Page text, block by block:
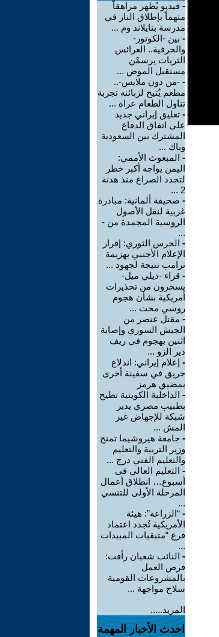
- فيديو يُظهر مراهقاً
متهماً بإطلاق النار في
مدرسة بتايلاند وم ...
- بين -الكوتور-
والحرفية.. العرائس
الثريات يرسمْن
مستقبل الموض ...
- -من دون ملابس-..
مطعم يُتيح لزبائنه تجربة
تناول الطعام عراة ...
- تعليق إيراني جديد
على اتفاق الدفاع
المشترك بين السعودية
وباك ...
- المبعوث الأممي:
اليمن يواجه أكبر خطر
لتجدد الصراع منذ هدنة
2 ...
- صحيفة ألمانية: مبادرة
غربية لنقل الأصول
الروسية المجمدة من -
...
- الحرس الثوري: إقرار
الإعلام الأجنبي بهزيمة
ترامب نتيجة لجهود ...
- قراء -ديلي ميل-
يسخرون من تحذيرات
أمريكية بشأن هجوم
روسي محت ...
- مقتل عنصر من
الجيش السوري وإصابة
اثنين بهجوم في ريف
دير الزو ...
- إعلام إيراني: اندلاع
حريق في سفينة أخرى
بمضيق هرمز
- الداخلية الكويتية تطيح
بطبيب مصري يدير
شبكة للإجهاض غير
المش ...
- جامعة هيروشيما تمنح
وزير التربية والتعليم
والتعليم الفني درج ...
- التعليم العالي فى
أسبوع… انطلاق أعمال
المرحلة الأولى للتنسي
...
- “الزراعة”: هيئة
الأمريكية تُجدد اعتماد
فرع “متبقيات المبيدات
...
- النائب شعبان رأفت:
فرص العمل
بالمشروعات القومية
سلاح مواجهة ...
المزيد.....
احدث الأخبار المهمة